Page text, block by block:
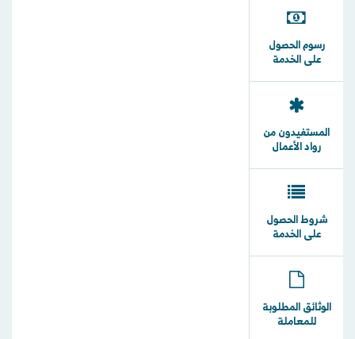
رسوم الحصول
على الخدمة
المستفيدون من
رواد الأعمال
شروط الحصول
على الخدمة
الوثائق المطلوبة
للمعاملة